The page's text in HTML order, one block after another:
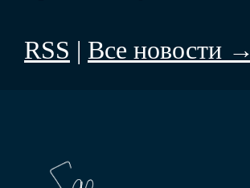
RSS | Все новости →